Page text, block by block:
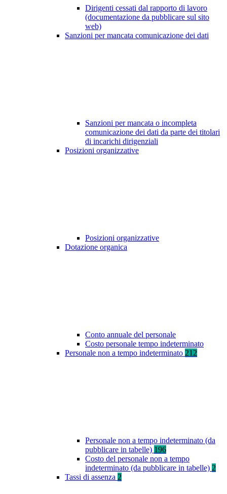
Dirigenti cessati dal rapporto di lavoro
(documentazione da pubblicare sul sito
web)
Sanzioni per mancata comunicazione dei dati
Sanzioni per mancata o incompleta
comunicazione dei dati da parte dei titolari
di incarichi dirigenziali
Posizioni organizzative
Posizioni organizzative
Dotazione organica
Conto annuale del personale
Costo personale tempo indeterminato
Personale non a tempo indeterminato 212
Personale non a tempo indeterminato (da
pubblicare in tabelle) 196
Costo del personale non a tempo
indeterminato (da pubblicare in tabelle) 2
Tassi di assenza 2